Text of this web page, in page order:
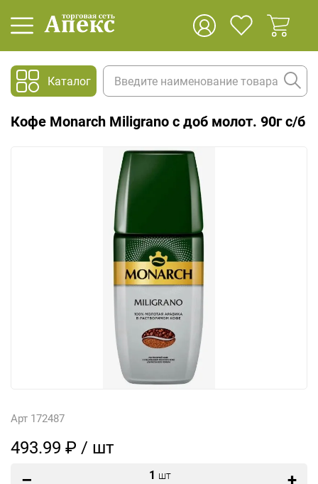
Каталог
Кофе Monarch Miligrano c доб молот. 90г с/б
Арт 172487
493.99 ₽ / шт
1 шт